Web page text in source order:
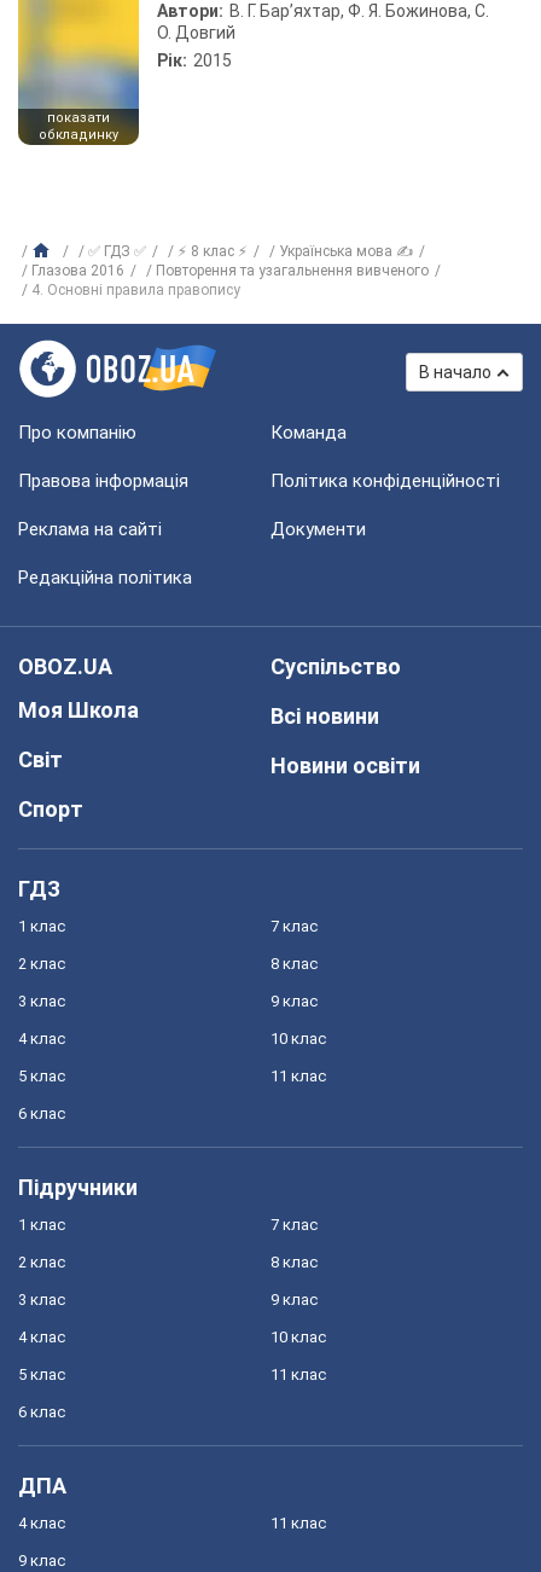
показати
обкладинку
Автори: В. Г. Бар’яхтар, Ф. Я. Божинова, С.
О. Довгий
Рік: 2015
✅ ГДЗ ✅ ⚡ 8 клас ⚡
Українська мова ✍
Глазова 2016
Повторення та узагальнення вивченого
4. Основні правила правопису
В начало
Про компанію Команда
Правова інформація Політика конфіденційності
Реклама на сайті Документи
Редакційна політика
OBOZ.UA
Моя Школа
Світ
Спорт
Суспільство
Всі новини
Новини освіти
ГДЗ
1 клас
2 клас
3 клас
4 клас
5 клас
6 клас
7 клас
8 клас
9 клас
10 клас
11 клас
Підручники
1 клас
2 клас
3 клас
4 клас
5 клас
6 клас
7 клас
8 клас
9 клас
10 клас
11 клас
ДПА
4 клас
9 клас
11 клас